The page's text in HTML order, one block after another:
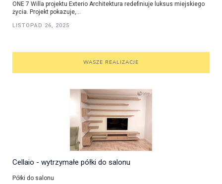
ONE 7 Willa projektu Exterio Architektura redefiniuje luksus miejskiego
życia. Projekt pokazuje,...
LISTOPAD 26, 2025
WASZE REALIZACJE
Cellaio - wytrzymałe półki do salonu
Półki do salonu